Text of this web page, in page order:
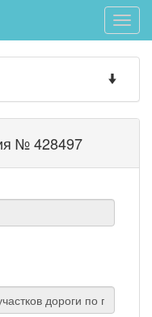
Toggle
Toggle
№ 428497